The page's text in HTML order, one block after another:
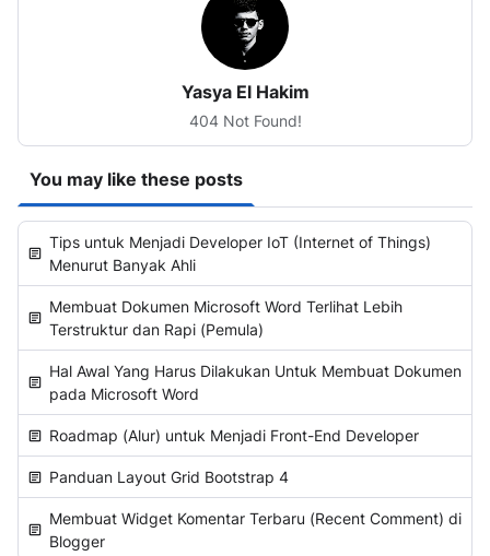
Yasya El Hakim
404 Not Found!
You may like these posts
Tips untuk Menjadi Developer IoT (Internet of Things)
Menurut Banyak Ahli
Membuat Dokumen Microsoft Word Terlihat Lebih
Terstruktur dan Rapi (Pemula)
Hal Awal Yang Harus Dilakukan Untuk Membuat Dokumen
pada Microsoft Word
Roadmap (Alur) untuk Menjadi Front-End Developer
Panduan Layout Grid Bootstrap 4
Membuat Widget Komentar Terbaru (Recent Comment) di
Blogger